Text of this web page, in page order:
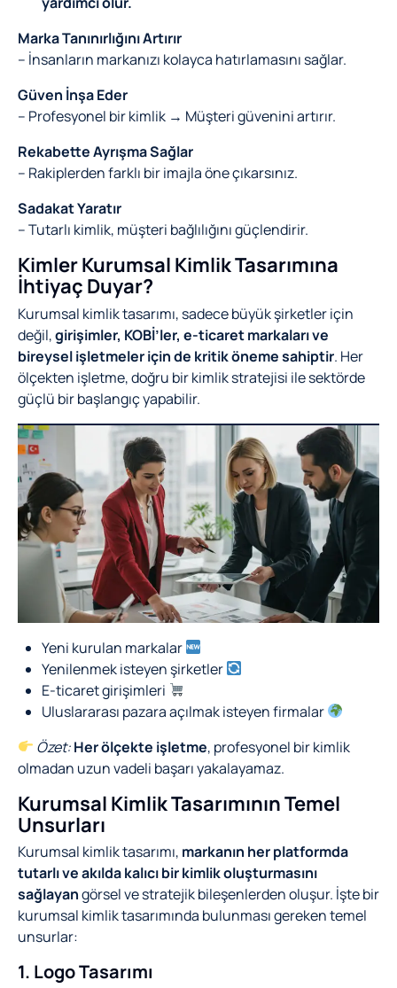
Marka Tanınırlığını Artırır
– İnsanların markanızı kolayca hatırlamasını sağlar.
Güven İnşa Eder
– Profesyonel bir kimlik → Müşteri güvenini artırır.
Rekabette Ayrışma Sağlar
– Rakiplerden farklı bir imajla öne çıkarsınız.
Sadakat Yaratır
– Tutarlı kimlik, müşteri bağlılığını güçlendirir.
Kimler Kurumsal Kimlik Tasarımına
İhtiyaç Duyar?
Kurumsal kimlik tasarımı, sadece büyük şirketler için
değil,girişimler, KOBİ’ler, e-ticaret markaları ve
bireysel işletmeler için de kritik öneme sahiptir. Her
ölçekten işletme, doğru bir kimlik stratejisi ile sektörde
güçlü bir başlangıç yapabilir.
Yeni kurulan markalar
Yenilenmek isteyen şirketler
E-ticaret girişimleri
Uluslararası pazara açılmak isteyen firmalar
Özet:Her ölçekte işletme, profesyonel bir kimlik
olmadan uzun vadeli başarı yakalayamaz.
Kurumsal Kimlik Tasarımının Temel
Unsurları
Kurumsal kimlik tasarımı, markanın her platformda
tutarlı ve akılda kalıcı bir kimlik oluşturmasını
sağlayangörsel ve stratejik bileşenlerden oluşur. İşte bir
kurumsal kimlik tasarımında bulunması gereken temel
unsurlar:
1. Logo Tasarımı